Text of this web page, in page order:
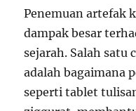
Penemuan artefak
dampak besar
sejarah. Salah
adalah bagaimana
seperti tablet